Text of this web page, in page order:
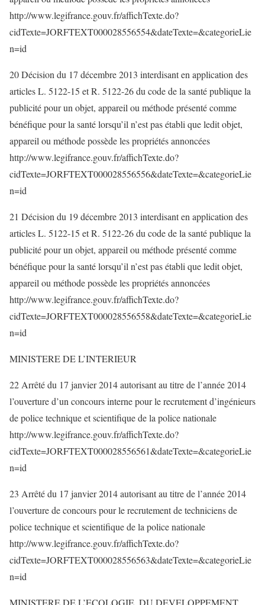
http://www.legifrance.gouv.fr/affichTexte.do?
cidTexte=JORFTEXT000028556554&dateTexte=&categorieLie
n=id
20 Décision du 17 décembre 2013 interdisant en application des
articles L. 5122-15 et R. 5122-26 du code de la santé publique la
publicité pour un objet, appareil ou méthode présenté comme
bénéfique pour la santé lorsqu’il n’est pas établi que ledit objet,
appareil ou méthode possède les propriétés annoncées
http://www.legifrance.gouv.fr/affichTexte.do?
cidTexte=JORFTEXT000028556556&dateTexte=&categorieLie
n=id
21 Décision du 19 décembre 2013 interdisant en application des
articles L. 5122-15 et R. 5122-26 du code de la santé publique la
publicité pour un objet, appareil ou méthode présenté comme
bénéfique pour la santé lorsqu’il n’est pas établi que ledit objet,
appareil ou méthode possède les propriétés annoncées
http://www.legifrance.gouv.fr/affichTexte.do?
cidTexte=JORFTEXT000028556558&dateTexte=&categorieLie
n=id
MINISTERE DE L’INTERIEUR
22 Arrêté du 17 janvier 2014 autorisant au titre de l’année 2014
l’ouverture d’un concours interne pour le recrutement d’ingénieurs
de police technique et scientifique de la police nationale
http://www.legifrance.gouv.fr/affichTexte.do?
cidTexte=JORFTEXT000028556561&dateTexte=&categorieLie
n=id
23 Arrêté du 17 janvier 2014 autorisant au titre de l’année 2014
l’ouverture de concours pour le recrutement de techniciens de
police technique et scientifique de la police nationale
http://www.legifrance.gouv.fr/affichTexte.do?
cidTexte=JORFTEXT000028556563&dateTexte=&categorieLie
n=id
MINISTERE DE L’ECOLOGIE, DU DEVELOPPEMENT